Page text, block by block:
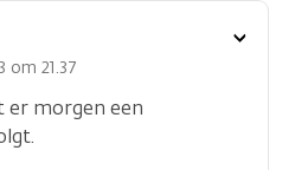
om 21.37
er morgen een
Toon